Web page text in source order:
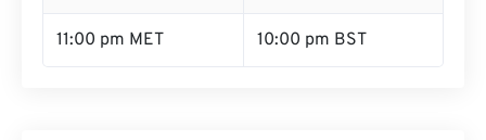
11:00 pm MET 10:00 pm BST